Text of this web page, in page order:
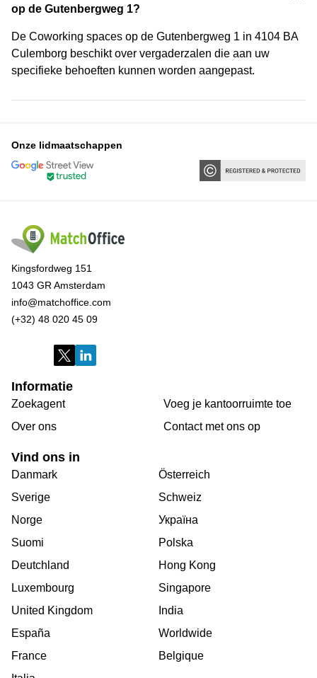
op de Gutenbergweg 1?
De Coworking spaces op de Gutenbergweg 1 in 4104 BA
Culemborg beschikt over vergaderzalen die aan uw
specifieke behoeften kunnen worden aangepast.
Onze lidmaatschappen
Kingsfordweg 151
1043 GR Amsterdam
info@matchoffice.com
(+32) 48 020 45 09
Informatie
Zoekagent
Over ons
Voeg je kantoorruimte toe
Сontact met ons op
Vind ons in
Danmark
Sverige
Norge
Suomi
Deutchland
Luxembourg
United Kingdom
España
France
Österreich
Schweiz
Україна
Polska
Hong Kong
Singapore
India
Worldwide
Belgique